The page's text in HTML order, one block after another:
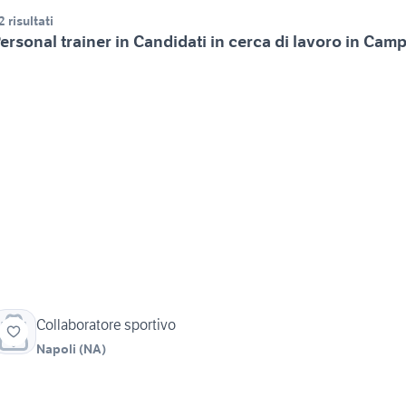
risultati
trainer in Candidati in cerca di lavoro in
Collaboratore sportivo
Napoli (NA)